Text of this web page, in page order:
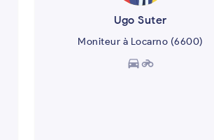
Ugo Suter
Moniteur à Locarno (6600)
directions_carmotorcycle